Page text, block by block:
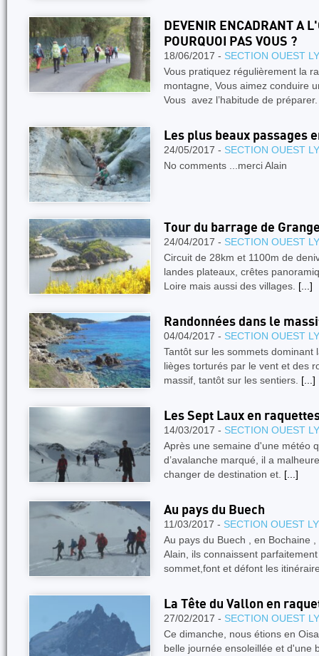
DEVENIR ENCADRANT A
POURQUOI PAS VOUS ?
18/06/2017 - SECTION OUEST
Vous pratiquez régulièrement la
montagne, Vous aimez conduire
Vous avez l’habitude de
Les plus beaux passages
24/05/2017 - SECTION OUEST
No comments ...merci Alain
Tour du barrage de
24/04/2017 - SECTION OUEST
Circuit de 28km et 1100m de
landes plateaux, crêtes
Loire mais aussi des villages. [...]
Randonnées dans le
04/04/2017 - SECTION OUEST
Tantôt sur les sommets dominant
lièges torturés par le vent et des
massif, tantôt sur les sentiers. [...]
Les Sept Laux en
14/03/2017 - SECTION OUEST
Après une semaine d'une météo
d’avalanche marqué, il a
changer de destination et. [...]
Au pays du Buech
11/03/2017 - SECTION OUEST
Au pays du Buech , en Bochaine
Alain, ils connaissent
sommet,font et défont les
La Tête du Vallon en
27/02/2017 - SECTION OUEST
Ce dimanche, nous étions en
belle journée ensoleillée et d'une